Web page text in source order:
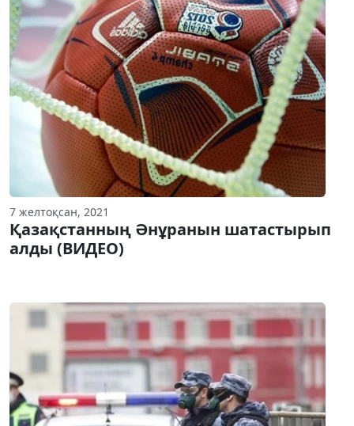
7 желтоқсан, 2021
Қазақстанның Әнұранын шатастырып
алды (ВИДЕО)